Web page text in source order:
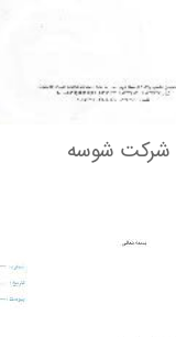
شرکت شوسه